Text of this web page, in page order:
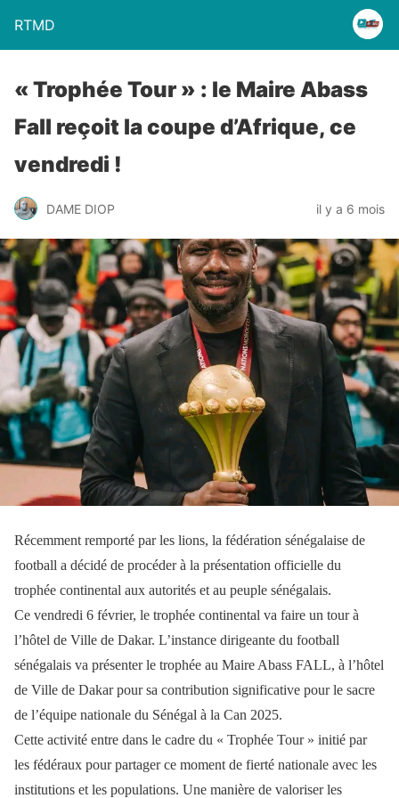
RTMD
« Trophée Tour » : le Maire Abass
Fall reçoit la coupe d’Afrique, ce
vendredi !
DAME DIOP il y a 6 mois
Récemment remporté par les lions, la fédération sénégalaise de
football a décidé de procéder à la présentation officielle du
trophée continental aux autorités et au peuple sénégalais.
Ce vendredi 6 février, le trophée continental va faire un tour à
l’hôtel de Ville de Dakar. L’instance dirigeante du football
sénégalais va présenter le trophée au Maire Abass FALL, à l’hôtel
de Ville de Dakar pour sa contribution significative pour le sacre
de l’équipe nationale du Sénégal à la Can 2025.
Cette activité entre dans le cadre du « Trophée Tour » initié par
les fédéraux pour partager ce moment de fierté nationale avec les
institutions et les populations. Une manière de valoriser les